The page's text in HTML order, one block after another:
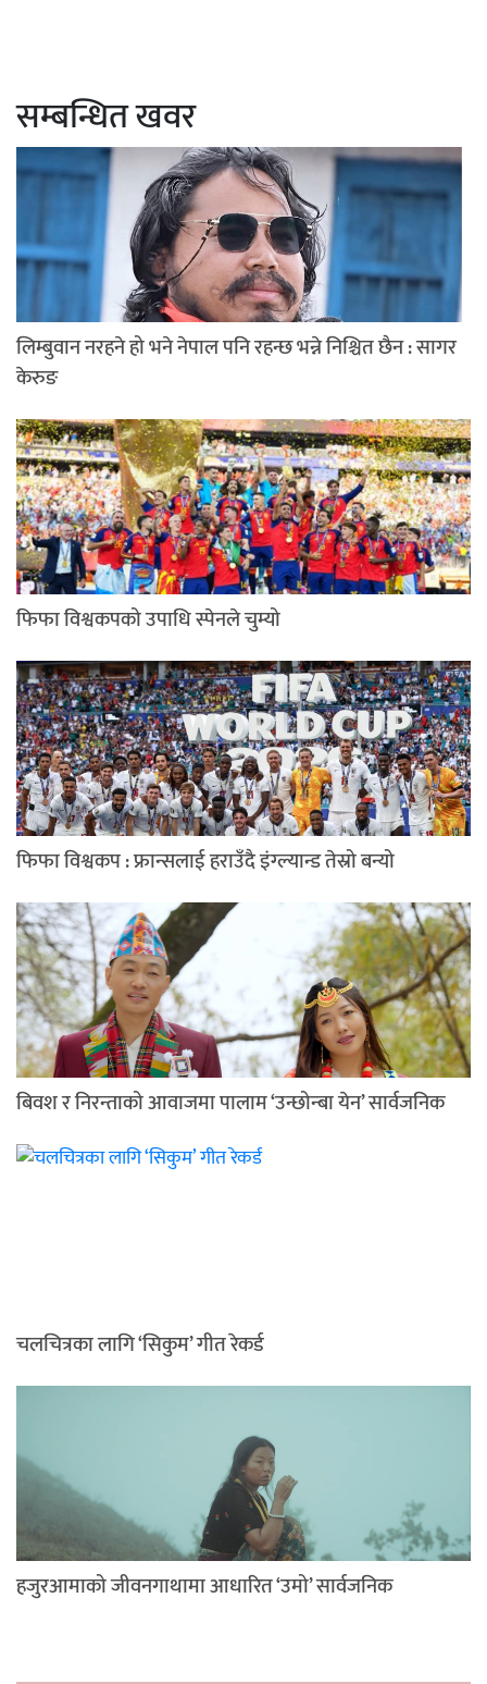
सम्बन्धित खवर
लिम्बुवान नरहने हो भने नेपाल पनि रहन्छ भन्ने निश्चित छैन : सागर
केरुङ
फिफा विश्वकपको उपाधि स्पेनले चुम्यो
फिफा विश्वकप : फ्रान्सलाई हराउँदै इंग्ल्यान्ड तेस्रो बन्यो
बिवश र निरन्ताको आवाजमा पालाम ‘उन्छोन्बा येन’ सार्वजनिक
चलचित्रका लागि ‘सिकुम’ गीत रेकर्ड
हजुरआमाको जीवनगाथामा आधारित ‘उमो’ सार्वजनिक